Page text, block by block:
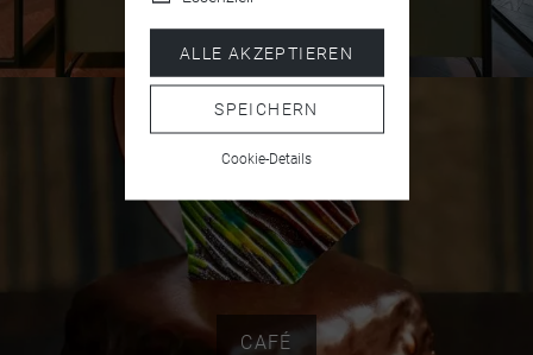
CAFÉ
ALLE AKZEPTIEREN
SPEICHERN
Cookie-Details